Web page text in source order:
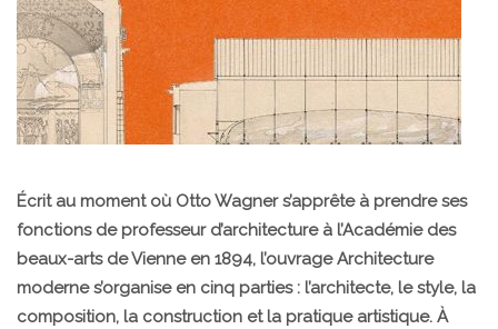
Écrit au moment où Otto Wagner s’apprête à prendre ses
fonctions de professeur d’architecture à l’Académie des
beaux-arts de Vienne en 1894, l’ouvrage Architecture
moderne s’organise en cinq parties : l’architecte, le style, la
composition, la construction et la pratique artistique. À